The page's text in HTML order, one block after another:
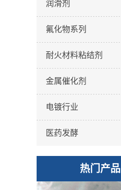
润滑剂
氟化物系列
耐火材料粘结剂
金属催化剂
电镀行业
医药发酵
热门产品